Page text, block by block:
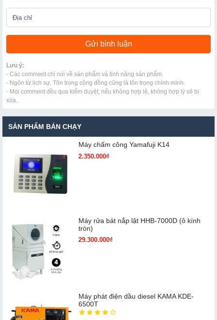
Lưu ý:
- Các comment chỉ nói về sản phẩm và tính năng sản phẩm.
- Ngôn từ lịch sự. Tôn trọng cộng đồng cũng là tôn trọng chính mình.
- Mọi comment đều qua kiểm duyệt, nếu không hợp lệ, không hợp lý sẽ bị
xóa.
SẢN PHẨM BÁN CHẠY
Máy chấm cô​ng Yamafuji K14
2.350.000₫
Máy rửa bát nắp lật HHB-7000D (ô kính
tròn)
29.300.000₫
Máy phát điện dầu diesel KAMA KDE-
6500T